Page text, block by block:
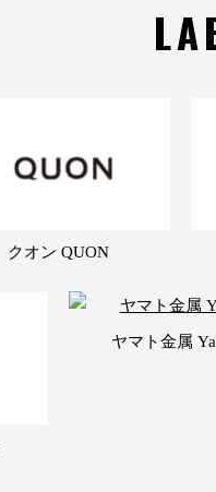
クオン QUON
ヤマト金属